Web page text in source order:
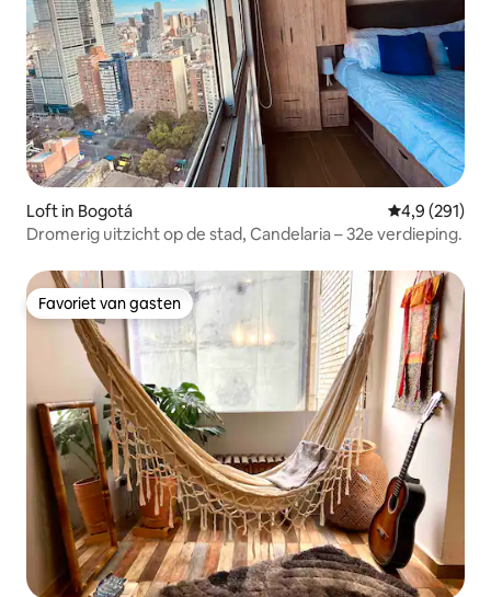
Loft in Bogotá Gemiddelde
4,9 (291)
Dromerig uitzicht op de stad, Candelaria – 32e verdieping.
Favoriet van gasten
Favoriet van gasten